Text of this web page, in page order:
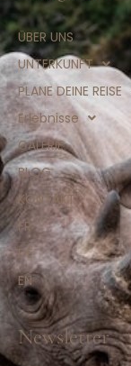
ÜBER UNS
UNTERKUNFT
PLANE DEINE REISE
Erlebnisse
GALERIE
BLOG
KONTAKT
FR
DE
EN
Newsletter